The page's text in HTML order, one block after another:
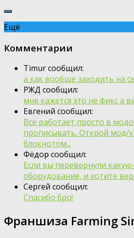
Ещё
Комментарии
Timur сообщил:
а как вообще заходить на
РЖД сообщил:
мне кажется это не фикс а
Евгений сообщил:
Всё работает,просто в
прописывать. Открой мод/
блокнотом...
Фёдор сообщил:
Если вы перевернули
оборудование, и хотите
Сергей сообщил:
Спасибо бро!
Франшиза Farming